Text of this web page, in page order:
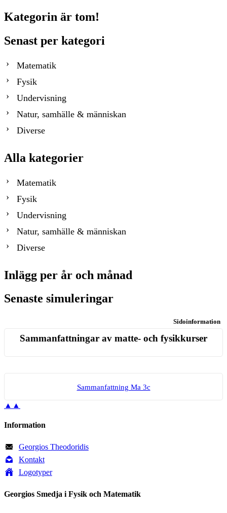
Kategorin är tom!
Senast per kategori
Matematik
Fysik
Undervisning
Natur, samhälle & människan
Diverse
Alla kategorier
Matematik
Fysik
Undervisning
Natur, samhälle & människan
Diverse
Inlägg per år och månad
Senaste simuleringar
Sidoinformation
Sammanfattningar av matte- och fysikkurser
Sam­man­fatt­ning Ma 3c
▲▲
Information
Georgios Theodoridis
Kontakt
Logotyper
Georgios Smedja i Fysik och Matematik